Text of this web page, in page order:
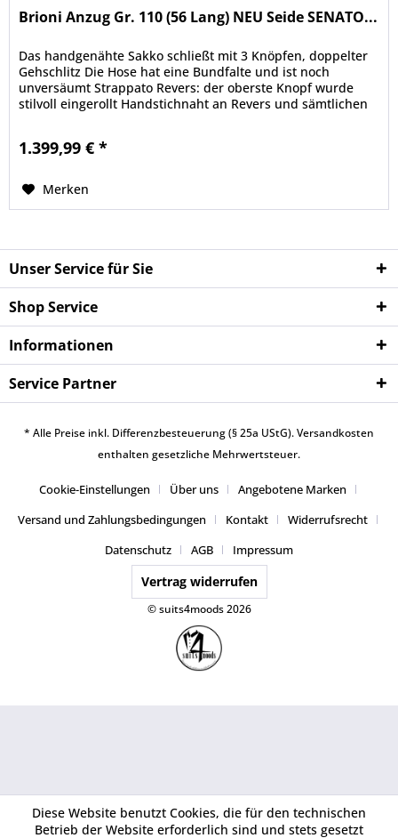
Brioni Anzug Gr. 110 (56 Lang) NEU Seide SENATO...
Das handgenähte Sakko schließt mit 3 Knöpfen, doppelter
Gehschlitz Die Hose hat eine Bundfalte und ist noch
unversäumt Strappato Revers: der oberste Knopf wurde
stilvoll eingerollt Handstichnaht an Revers und sämtlichen
1.399,99 € *
Merken
Unser Service für Sie
Shop Service
Informationen
Service Partner
* Alle Preise inkl. Differenzbesteuerung (§ 25a UStG).Versandkosten
enthalten gesetzliche Mehrwertsteuer.
Cookie-Einstellungen Über uns
Angebotene Marken
Versand und Zahlungsbedingungen
Kontakt
Widerrufsrecht
Datenschutz
AGB Impressum
Vertrag widerrufen
© suits4moods 2026
Diese Website benutzt Cookies, die für den technischen
Betrieb der Website erforderlich sind und stets gesetzt